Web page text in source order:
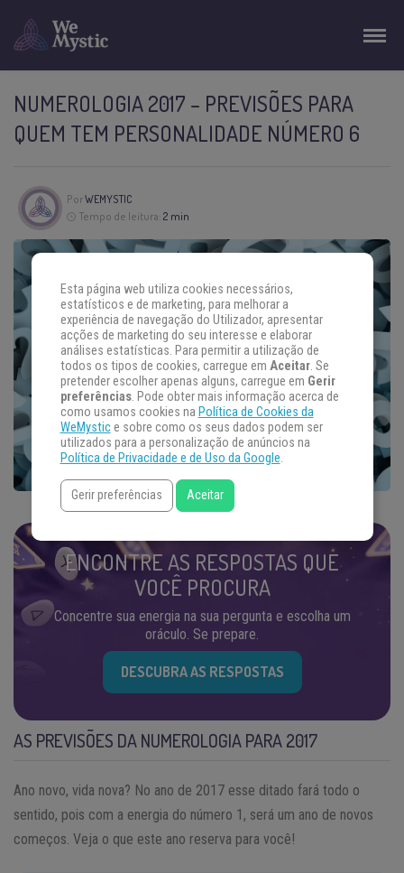
NUMEROLOGIA 2017 – PREVISÕES PARA
QUEM TEM PERSONALIDADE NÚMERO 6
PorWEMYSTIC
Tempo de leitura: 2 min
ENCONTRE AS RESPOSTAS QUE
VOCÊ PROCURA
Concentre sua energia na sua pergunta e escolha um
oráculo. Se prepare.
DESCUBRA AS RESPOSTAS
AS PREVISÕES DA NUMEROLOGIA PARA 2017
Ano novo, vida nova? No ano de 2017 esse ditado fará todo o
sentido, pois com a energia do número 1, será um ano de novos
começos. Veja o que este ano reserva para você!
Esta página web utiliza cookies necessários,
estatísticos e de marketing, para melhorar a
experiência de navegação do Utilizador, apresentar
acções de marketing do seu interesse e elaborar
análises estatísticas. Para permitir a utilização de
todos os tipos de cookies, carregue em Aceitar. Se
pretender escolher apenas alguns, carregue em Gerir
preferências. Pode obter mais informação acerca de
como usamos cookies na Política de Cookies da
WeMystice sobre como os seus dados podem ser
utilizados para a personalização de anúncios na
Política de Privacidade e de Uso da Google.
Gerir preferências Aceitar